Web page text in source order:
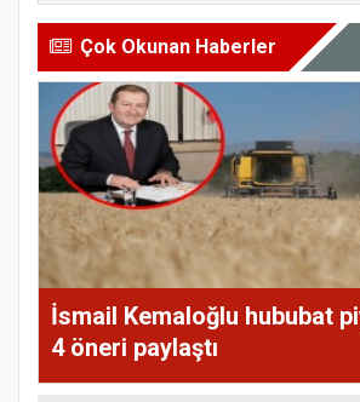
Çok Okunan Haberler
İsmail Kemaloğlu hububat
4 öneri paylaştı